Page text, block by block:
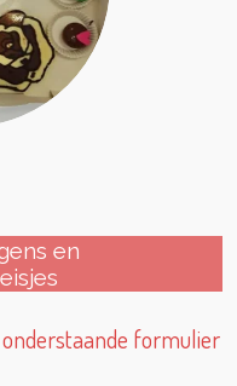
en
formulier